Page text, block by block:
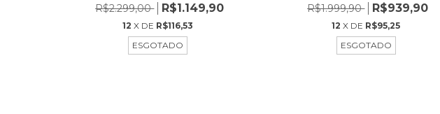
R$2.299,00 R$1.149,90
12 X DE R$116,53
ESGOTADO
R$1.999,90 R$939,90
12 X DE R$95,25
ESGOTADO